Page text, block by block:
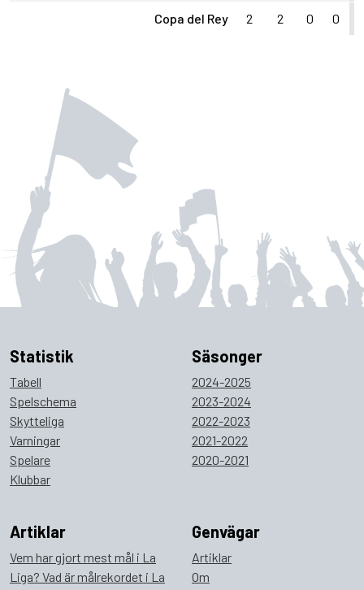
Copa del Rey 2 2 0 0
Statistik
Tabell
Spelschema
Skytteliga
Varningar
Spelare
Klubbar
Säsonger
2024-2025
2023-2024
2022-2023
2021-2022
2020-2021
Artiklar
Vem har gjort mest mål i La
Liga? Vad är målrekordet i La
Genvägar
Artiklar
Om